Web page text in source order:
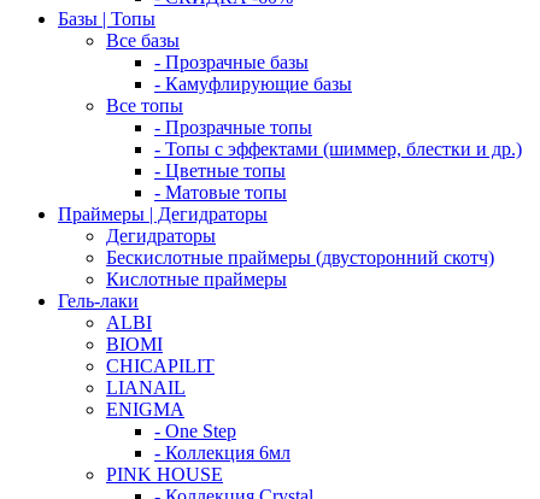
Базы | Топы
Все базы
- Прозрачные базы
- Камуфлирующие базы
Все топы
- Прозрачные топы
- Топы с эффектами (шиммер, блестки и др.)
- Цветные топы
- Матовые топы
Праймеры | Дегидраторы
Дегидраторы
Бескислотные праймеры (двусторонний скотч)
Кислотные праймеры
Гель-лаки
ALBI
BIOMI
CHICAPILIT
LIANAIL
ENIGMA
- One Step
- Коллекция 6мл
PINK HOUSE